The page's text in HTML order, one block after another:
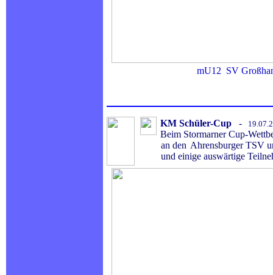
mU12 SV
KM Schüler-Cup -
Beim Stormarner Cup-
an den Ahrensburger TSV
und einige auswärtige